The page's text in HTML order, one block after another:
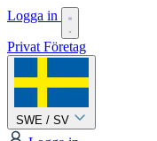
Logga in
Privat Företag
SWE / SV